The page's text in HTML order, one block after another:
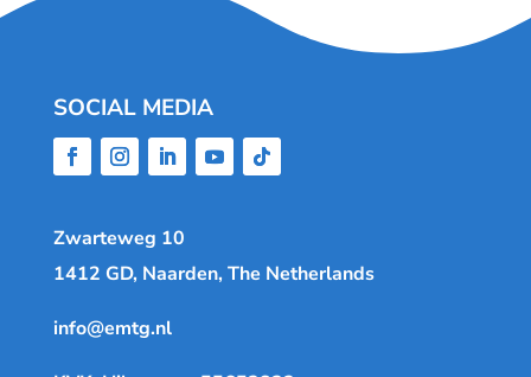
SOCIAL MEDIA
Zwarteweg 10
1412 GD, Naarden, The Netherlands
info@emtg.nl